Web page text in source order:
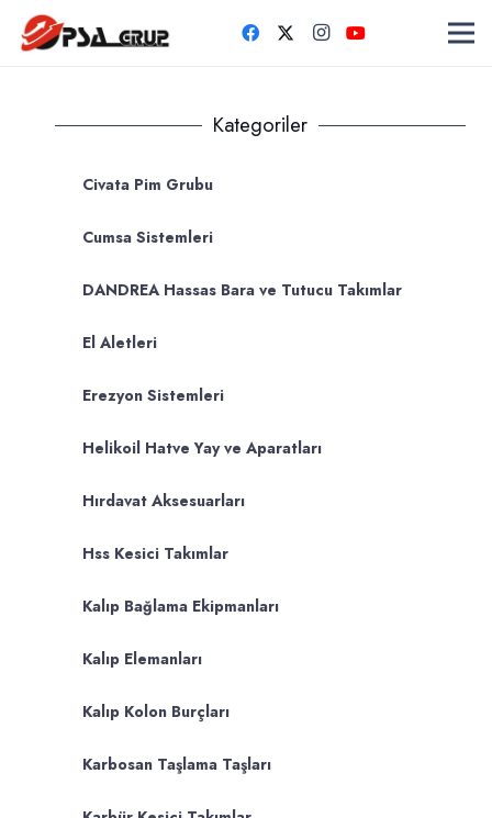
Kategoriler
Civata Pim Grubu
Cumsa Sistemleri
DANDREA Hassas Bara ve Tutucu Takımlar
El Aletleri
Erezyon Sistemleri
Helikoil Hatve Yay ve Aparatları
Hırdavat Aksesuarları
Hss Kesici Takımlar
Kalıp Bağlama Ekipmanları
Kalıp Elemanları
Kalıp Kolon Burçları
Karbosan Taşlama Taşları